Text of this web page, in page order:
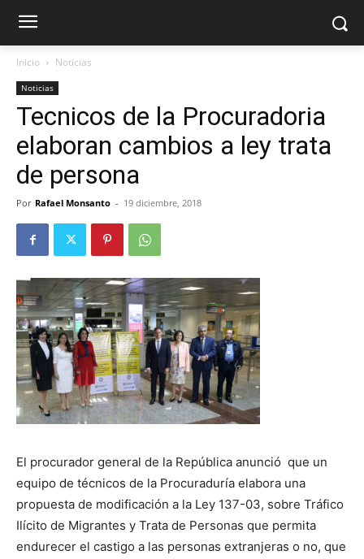
Inicio Noticias
Noticias
Tecnicos de la Procuradoria
elaboran cambios a ley trata
de persona
Por Rafael Monsanto - 19 diciembre, 2018
El procurador general de la República anunció que un
equipo de técnicos de la Procuraduría elabora una
propuesta de modificación a la Ley 137-03, sobre Tráfico
Ilícito de Migrantes y Trata de Personas que permita
endurecer el castigo a las personas extranjeras o no, que